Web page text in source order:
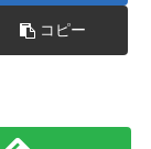
コピー